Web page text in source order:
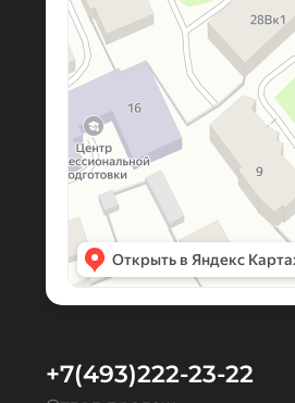
+7(493)222-23-22